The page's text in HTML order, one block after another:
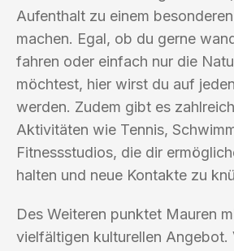
Aufenthalt zu einem
machen. Egal, ob du gerne
fahren oder einfach nur die
möchtest, hier wirst du auf
werden. Zudem gibt es
Aktivitäten wie Tennis,
Fitnessstudios, die dir
halten und neue Kontakte zu
Des Weiteren punktet Mauren
vielfältigen kulturellen Angebot.